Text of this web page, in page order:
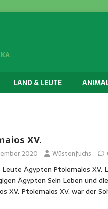
LAND & LEUTE
XV.
2020 Wüstenfuchs
Leute Ägypten Ptolemaios XV.
Ägypten Sein Leben und
XV. Ptolemaios XV. war der